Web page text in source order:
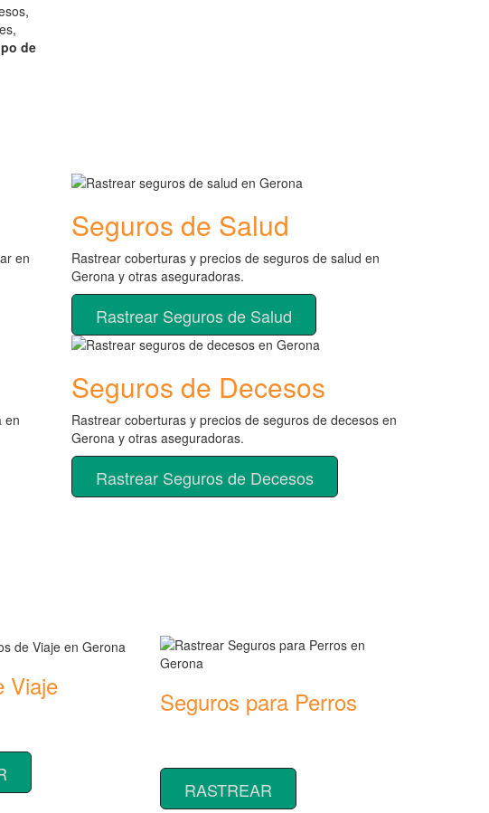
de
en
Seguros de Salud
Rastrear coberturas y precios de seguros de salud en
Gerona y otras aseguradoras.
Rastrear Seguros de Salud
en
Seguros de Decesos
Rastrear coberturas y precios de seguros de decesos en
Gerona y otras aseguradoras.
Rastrear Seguros de Decesos
Viaje
Seguros para Perros
RASTREAR